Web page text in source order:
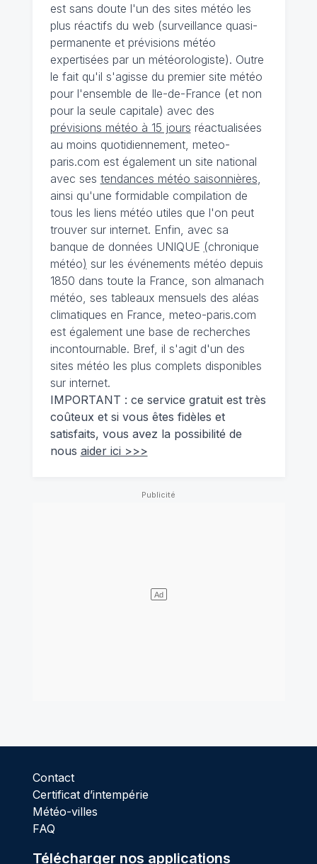
est sans doute l'un des sites météo les
plus réactifs du web (surveillance quasi-
permanente et prévisions météo
expertisées par un météorologiste). Outre
le fait qu'il s'agisse du premier site météo
pour l'ensemble de Ile-de-France (et non
pour la seule capitale) avec des
prévisions météo à 15 jours réactualisées
au moins quotidiennement, meteo-
paris.com est également un site national
avec ses tendances météo saisonnières
ainsi qu'une formidable compilation de
tous les liens météo utiles que l'on peut
trouver sur internet. Enfin, avec sa
banque de données UNIQUE (chronique
météo) sur les événements météo depuis
1850 dans toute la France, son almanach
météo, ses tableaux mensuels des aléas
climatiques en France, meteo-paris.com
est également une base de recherches
incontournable. Bref, il s'agit d'un des
sites météo les plus complets disponibles
sur internet.
IMPORTANT : ce service gratuit est très
coûteux et si vous êtes fidèles et
satisfaits, vous avez la possibilité de
nous aider ici >>>
Contact
Certificat d’intempérie
Météo-villes
FAQ
Télécharger nos applications